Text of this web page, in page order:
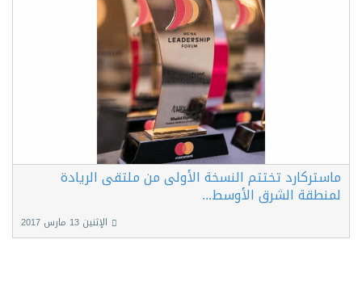
ماستركارد تختتم النسخة الأولى من ملتقى الريادة
لمنطقة الشرق الأوسط...
الإثنين 13 مارس 2017